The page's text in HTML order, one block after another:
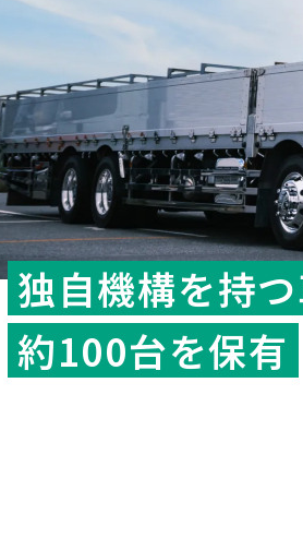
独自機構を持つ
約100台を保有